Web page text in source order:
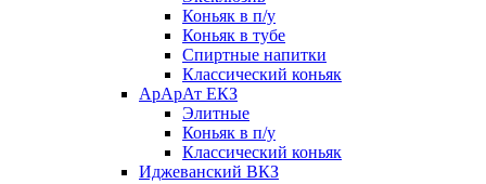
Коньяк в п/у
Коньяк в тубе
Спиртные напитки
Классический коньяк
АрАрАт ЕКЗ
Элитные
Коньяк в п/у
Классический коньяк
Иджеванский ВКЗ